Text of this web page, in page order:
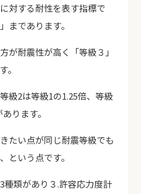
対する耐性を表す指標で
まであります。
が耐震性が高く「等級３」
。
級2は等級1の1.25倍、等級
ります。
たい点が同じ耐震等級でも
という点です。
種類があり３.許容応力度計